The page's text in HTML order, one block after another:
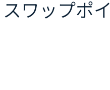
スワップポ